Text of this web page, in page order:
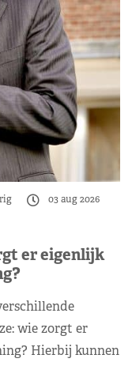
03 aug 2026
er eigenlijk
wie zorgt er
Hierbij kunnen